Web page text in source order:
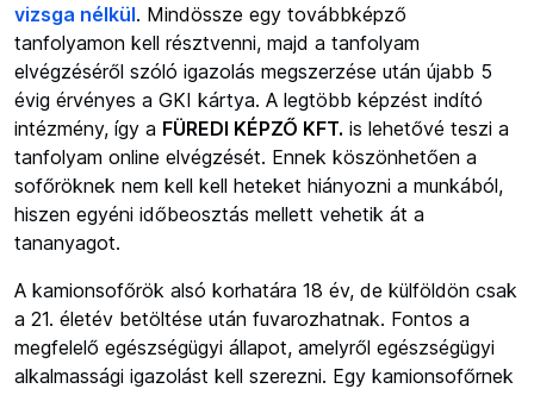
vizsga nélkül. Mindössze egy továbbképző
tanfolyamon kell résztvenni, majd a tanfolyam
elvégzéséről szóló igazolás megszerzése után újabb 5
évig érvényes a GKI kártya. A legtöbb képzést indító
intézmény, így a FÜREDI KÉPZŐ KFT. is lehetővé teszi a
tanfolyam online elvégzését. Ennek köszönhetően a
sofőröknek nem kell kell heteket hiányozni a munkából,
hiszen egyéni időbeosztás mellett vehetik át a
tananyagot.
A kamionsofőrök alsó korhatára 18 év, de külföldön csak
a 21. életév betöltése után fuvarozhatnak. Fontos a
megfelelő egészségügyi állapot, amelyről egészségügyi
alkalmassági igazolást kell szerezni. Egy kamionsofőrnek